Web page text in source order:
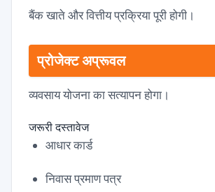
बैंक खाते और वित्तीय प्रक्रिया पूरी होगी।
प्रोजेक्ट अप्रूवल
व्यवसाय योजना का सत्यापन होगा।
जरूरी दस्तावेज
आधार कार्ड
निवास प्रमाण पत्र